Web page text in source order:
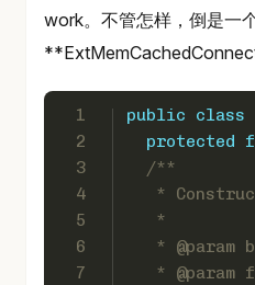
work。不管怎样，倒是一个
1
2
3
4
5
6
7
public class
protected
/**
*
   *
   *
@param
   *
@param f